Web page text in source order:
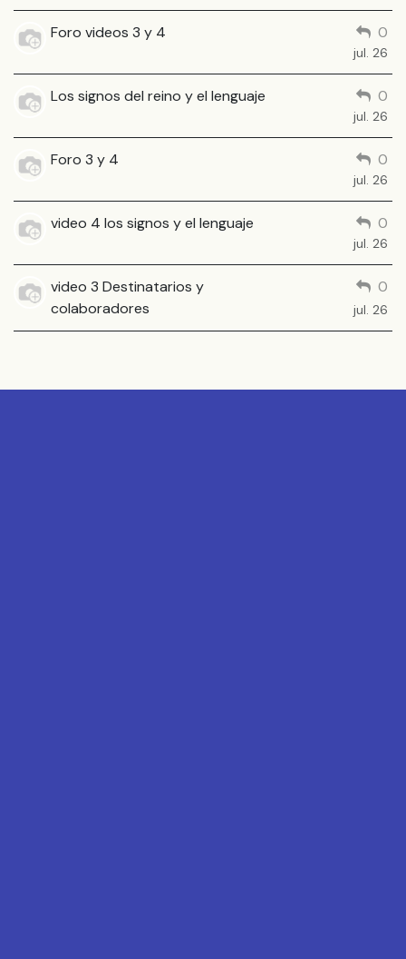
Foro videos 3 y 4 0
jul. 26
Los signos del reino y el lenguaje 0
jul. 26
Foro 3 y 4 0
jul. 26
video 4 los signos y el lenguaje 0
jul. 26
video 3 Destinatarios y
colaboradores
0
jul. 26